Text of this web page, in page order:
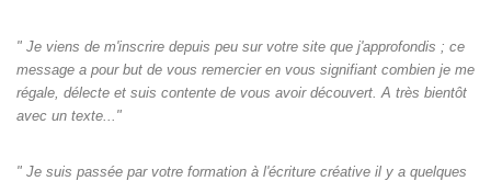
" Je viens de m'inscrire depuis peu sur votre site que j'approfondis ; ce
message a pour but de vous remercier en vous signifiant combien je me
régale, délecte et suis contente de vous avoir découvert. A très bientôt
avec un texte..."
" Je suis passée par votre formation à l'écriture créative il y a quelques